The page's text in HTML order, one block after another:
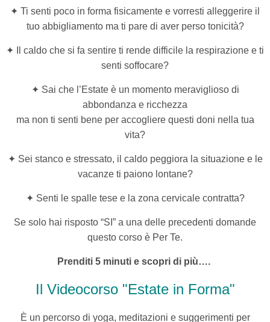
✦ Ti senti poco in forma fisicamente e vorresti alleggerire il
tuo abbigliamento ma ti pare di aver perso tonicità?
✦ Il caldo che si fa sentire ti rende difficile la respirazione e ti
senti soffocare?
✦ Sai che l’Estate è un momento meraviglioso di
abbondanza e ricchezza
ma non ti senti bene per accogliere questi doni nella tua
vita?
✦ Sei stanco e stressato, il caldo peggiora la situazione e le
vacanze ti paiono lontane?
✦ Senti le spalle tese e la zona cervicale contratta?
Se solo hai risposto “SI” a una delle precedenti domande
questo corso è Per Te.
Prenditi 5 minuti e scopri di più….
Il Videocorso "Estate in Forma"
È un percorso di yoga, meditazioni e suggerimenti per